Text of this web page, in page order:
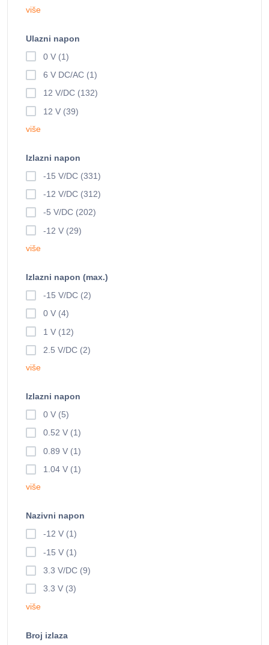
više
Ulazni napon
0 V (1)
6 V DC/AC (1)
12 V/DC (132)
12 V (39)
više
Izlazni napon
-15 V/DC (331)
-12 V/DC (312)
-5 V/DC (202)
-12 V (29)
više
Izlazni napon (max.)
-15 V/DC (2)
0 V (4)
1 V (12)
2.5 V/DC (2)
više
Izlazni napon
0 V (5)
0.52 V (1)
0.89 V (1)
1.04 V (1)
više
Nazivni napon
-12 V (1)
-15 V (1)
3.3 V/DC (9)
3.3 V (3)
više
Broj izlaza